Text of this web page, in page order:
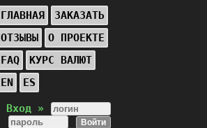
ГЛАВНАЯ
ЗАКАЗАТЬ
ОТЗЫВЫ
О ПРОЕКТЕ
FAQ
КУРС ВАЛЮТ
EN
ES
Вход »